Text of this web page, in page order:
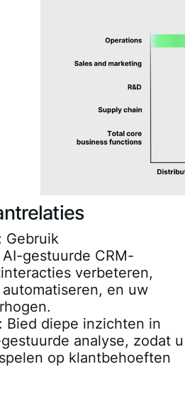
Gebruik
gestuurde CRM-
verbeteren,
en uw
Bied diepe inzichten in
analyse, zodat u
op klantbehoeften